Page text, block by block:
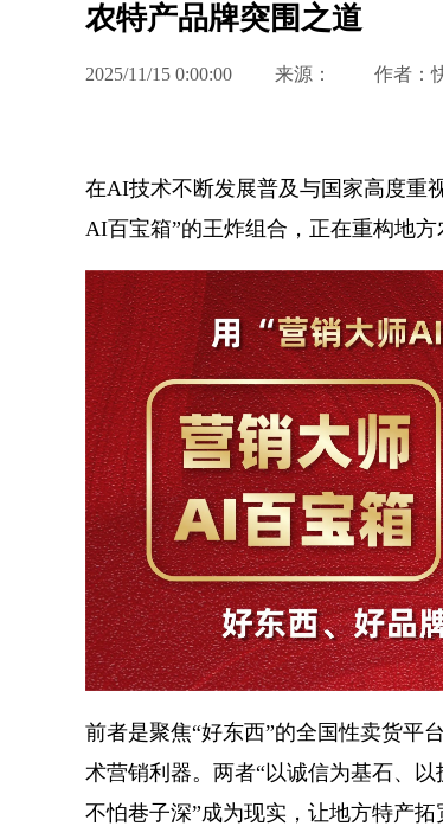
农特产品牌突围之道
2025/11/15 0:00:00 来源： 作者：
在AI技术不断发展普及与国家高度重
AI百宝箱”的王炸组合，正在重构地方
前者是聚焦“好东西”的全国性卖货平
术营销利器。两者“以诚信为基石、
不怕巷子深”成为现实，让地方特产